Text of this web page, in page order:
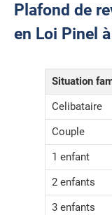
Plafond de
en Loi Pinel
Situation
Celibataire
Couple
1 enfant
2 enfants
3 enfants